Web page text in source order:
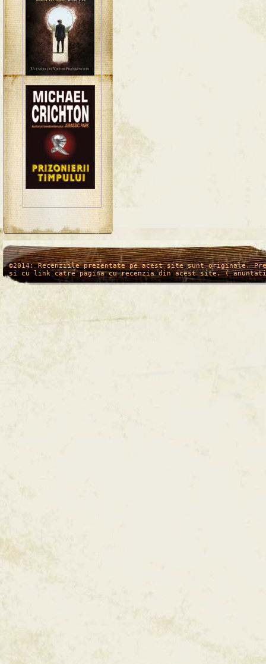
/* */
©2014: Recenziile prezentate pe acest site sunt originale.
si cu link catre pagina cu recenzia din acest site. (